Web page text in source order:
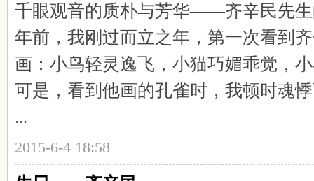
画
千眼观音的质朴与芳华——齐辛民先生
年前，我刚过而立之年，第一次看到
画：小鸟轻灵逸飞，小猫巧媚乖觉，
可是，看到他画的孔雀时，我顿时魂
...
2015-6-4 18:58